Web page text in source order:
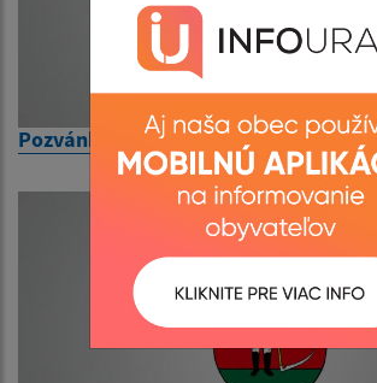
Pozvánka na zasadnutie OcZ 8.6.2026